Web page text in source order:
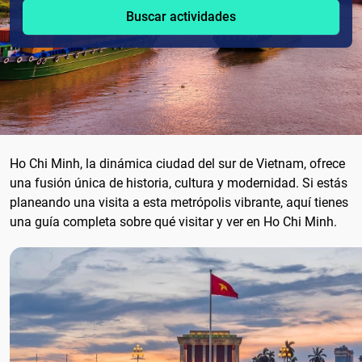
Buscar actividades
Ho Chi Minh, la dinámica ciudad del sur de Vietnam, ofrece
una fusión única de historia, cultura y modernidad. Si estás
planeando una visita a esta metrópolis vibrante, aquí tienes
una guía completa sobre qué visitar y ver en Ho Chi Minh.